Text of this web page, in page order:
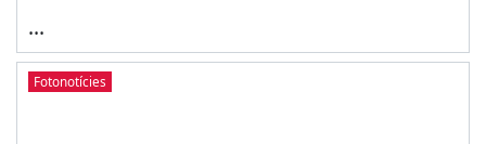
...
Fotonotícies